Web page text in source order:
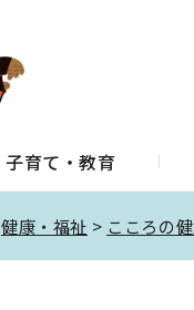
子育て・教育
健康・福祉 > こころの